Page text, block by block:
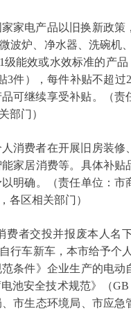
电产品以旧换新政策
波炉、净水器、洗碗机
能效或水效标准的产
件），每件补贴不超过
可继续享受补贴。（
部门）
费者在开展旧房装修
家居消费等。具体补
明确。（责任单位：
各区相关部门）
者交投并报废本人名
行车新车，本市给予个
条件》企业生产的电
池安全技术规范》（
市生态环境局、市应